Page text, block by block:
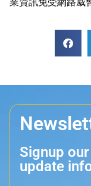
Signup
update